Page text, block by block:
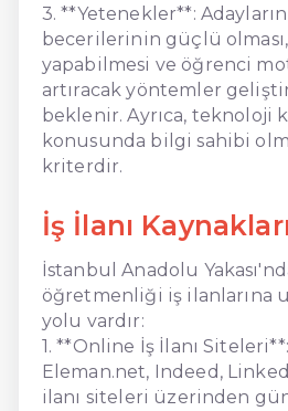
3. **Yetenekler**:
becerilerinin güçlü olması,
yapabilmesi ve öğrenci
artıracak yöntemler
beklenir. Ayrıca, teknoloji
konusunda bilgi sahibi
kriterdir.
İş İlanı
İstanbul Anadolu
öğretmenliği iş ilanlarına
yolu vardır:
1. **Online İş İlanı
Eleman.net, Indeed,
ilanı siteleri üzerinden